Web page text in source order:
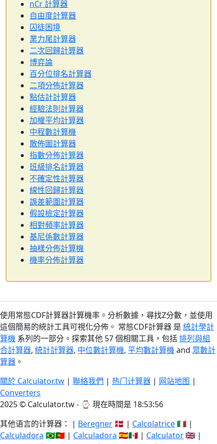
nCr 計算器
自由度計算器
囚徒困境
業力尾計算器
二次回歸計算器
博弈論
百分位排名計算器
二項分佈計算器
點估計計算器
經驗法則計算器
加權平均計算器
中程數計算機
散佈圖計算器
指數分佈計算器
班級排名計算器
不確定性計算器
線性回歸計算器
誤差範圍計算器
假設檢定計算器
相對頻率計算器
基尼係數計算器
抽樣分佈計算機
機率分佈計算器
使用常態CDF計算器計算機率。分析數據，尋找Z分數，並使用
這個簡易的統計工具可視化分佈。 常態CDF計算器 是 統計學計
算機 系列的一部分。探索其他 57 個相關工具，包括排列與組
合計算器, 統計計算器, 中位數計算機, 平均數計算機and 眾數計
算器 。
關於 Calculator.tw | 聯絡我們 | 热门计算器 | 网站地图 |
Converters
2025 © Calculator.tw - ⌚ 現在時間是 18:53:56
其他语言的计算器： | Beregner 🇩🇰 | Calcolatrice🇮🇹 |
Calculadora 🇧🇷🇵🇹 | Calculadora 🇪🇸🇲🇽 | Calculator🇬🇧 |